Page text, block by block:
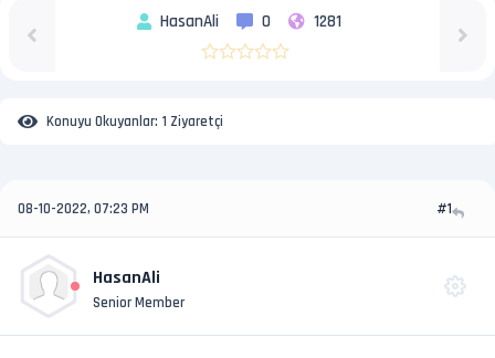
HasanAli 0 1281
Konuyu Okuyanlar: 1 Ziyaretçi
08-10-2022, 07:23 PM #1
HasanAli
Senior Member